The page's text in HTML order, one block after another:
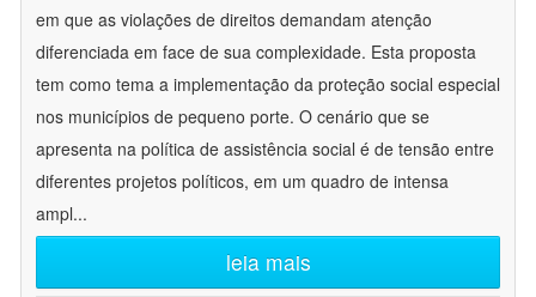
em que as violações de direitos demandam atenção
diferenciada em face de sua complexidade. Esta proposta
tem como tema a implementação da proteção social especial
nos municípios de pequeno porte. O cenário que se
apresenta na política de assistência social é de tensão entre
diferentes projetos políticos, em um quadro de intensa
ampl...
leia mais